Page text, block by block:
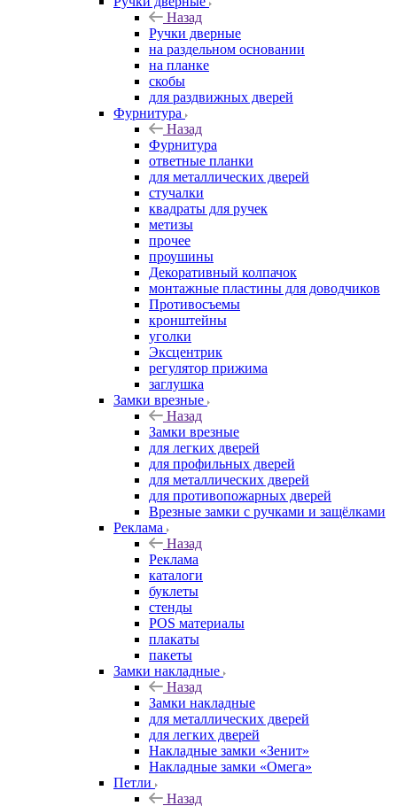
Назад
Ручки дверные
на раздельном основании
на планке
скобы
для раздвижных дверей
Фурнитура
Назад
Фурнитура
ответные планки
для металлических дверей
стучалки
квадраты для ручек
метизы
прочее
проушины
Декоративный колпачок
монтажные пластины для доводчиков
Противосъемы
кронштейны
уголки
Эксцентрик
регулятор прижима
заглушка
Замки врезные
Назад
Замки врезные
для легких дверей
для профильных дверей
для металлических дверей
для противопожарных дверей
Врезные замки с ручками и защёлками
Реклама
Назад
Реклама
каталоги
буклеты
стенды
POS материалы
плакаты
пакеты
Замки накладные
Назад
Замки накладные
для металлических дверей
для легких дверей
Накладные замки «Зенит»
Накладные замки «Омега»
Петли
Назад